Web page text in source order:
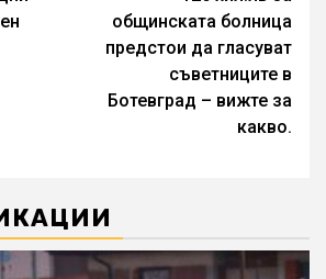
общинската болница
предстои да гласуват
съветниците в
Ботевград – вижте за
какво.